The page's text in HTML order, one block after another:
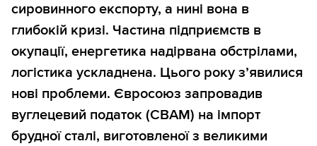
сировинного експорту, а нині вона в
глибокій кризі. Частина підприємств в
окупації, енергетика надірвана обстрілами,
логістика ускладнена. Цього року з’явилися
нові проблеми. Євросоюз запровадив
вуглецевий податок (CBAM) на імпорт
брудної сталі, виготовленої з великими